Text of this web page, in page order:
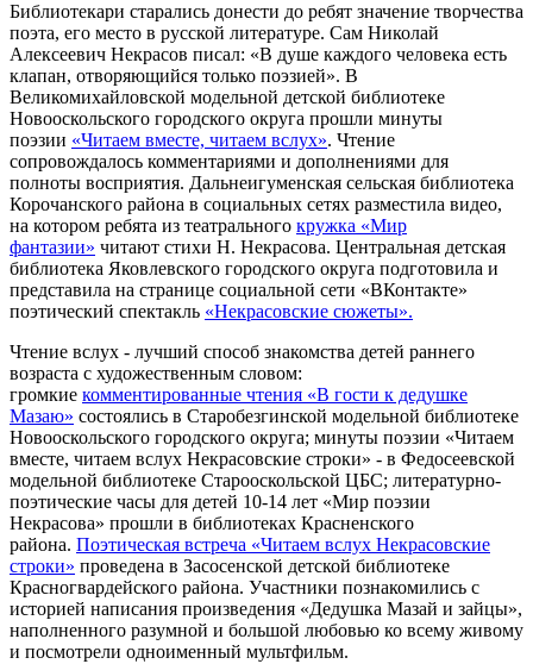
Библиотекари старались донести до ребят значение творчества
поэта, его место в русской литературе. Сам Николай
Алексеевич Некрасов писал: «В душе каждого человека есть
клапан, отворяющийся только поэзией». В
Великомихайловской модельной детской библиотеке
Новооскольского городского округа прошли минуты
поэзии «Читаем вместе, читаем вслух». Чтение
сопровождалось комментариями и дополнениями для
полноты восприятия. Дальнеигуменская сельская библиотека
Корочанского района в социальных сетях разместила видео,
на котором ребята из театрального кружка «Мир
фантазии» читают стихи Н. Некрасова. Центральная детская
библиотека Яковлевского городского округа подготовила и
представила на странице социальной сети «ВКонтакте»
поэтический спектакль «Некрасовские сюжеты».
Чтение вслух - лучший способ знакомства детей раннего
возраста с художественным словом:
громкие комментированные чтения «В гости к дедушке
Мазаю» состоялись в Старобезгинской модельной библиотеке
Новооскольского городского округа; минуты поэзии «Читаем
вместе, читаем вслух Некрасовские строки» - в Федосеевской
модельной библиотеке Старооскольской ЦБС; литературно-
поэтические часы для детей 10-14 лет «Мир поэзии
Некрасова» прошли в библиотеках Красненского
района. Поэтическая встреча «Читаем вслух Некрасовские
строки» проведена в Засосенской детской библиотеке
Красногвардейского района. Участники познакомились с
историей написания произведения «Дедушка Мазай и зайцы»,
наполненного разумной и большой любовью ко всему живому
и посмотрели одноименный мультфильм.